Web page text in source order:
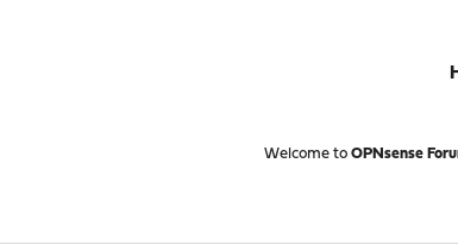
Welcome to OPNsense